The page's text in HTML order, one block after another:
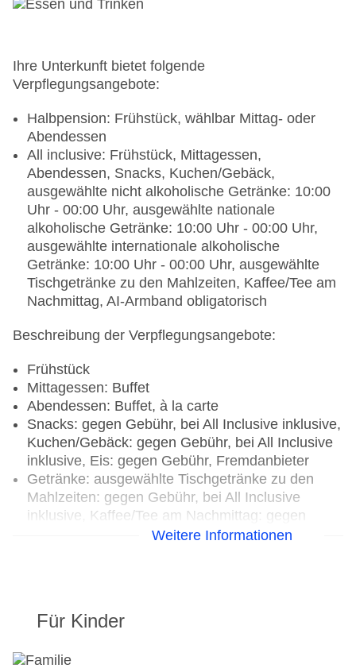
Haustier: Hund erlaubt: gegen Gebühr, Anfrage
Parkmöglichkeiten: Parkplatz (nach
Verfügbarkeit), unbewacht: ohne Gebühr, Anfrage
Tagungseinrichtungen: Konferenzräume: 6,
klimatisierte Tagungsräume, Tageslicht,
Tagungsequipment: gegen Gebühr, Coffee
Breaks: gegen Gebühr
Gebäudeanzahl: 1, Etagen: 9, Zimmer: 448,
Nebengebäude: 1, Etagen Nebengebäude: 3
Landeskategorie: 4 Sterne
Ihre Unterkunft bietet folgende
Verpflegungsangebote:
Halbpension: Frühstück, wählbar Mittag- oder
Abendessen
All inclusive: Frühstück, Mittagessen,
Abendessen, Snacks, Kuchen/Gebäck,
ausgewählte nicht alkoholische Getränke: 10:00
Uhr - 00:00 Uhr, ausgewählte nationale
alkoholische Getränke: 10:00 Uhr - 00:00 Uhr,
ausgewählte internationale alkoholische
Getränke: 10:00 Uhr - 00:00 Uhr, ausgewählte
Tischgetränke zu den Mahlzeiten, Kaffee/Tee am
Nachmittag, AI-Armband obligatorisch
Beschreibung der Verpflegungsangebote:
Frühstück
Mittagessen: Buffet
Abendessen: Buffet, à la carte
Snacks: gegen Gebühr, bei All Inclusive inklusive,
Kuchen/Gebäck: gegen Gebühr, bei All Inclusive
inklusive, Eis: gegen Gebühr, Fremdanbieter
Getränke: ausgewählte Tischgetränke zu den
Mahlzeiten: gegen Gebühr, bei All Inclusive
inklusive, Kaffee/Tee am Nachmittag: gegen
Gebühr, bei All Inclusive inklusive
spanisch, Diätküche: Anfrage & Reservierung
Reservierung notwendig, lactosefreie Gerichte:
Weitere Informationen
Für Kinder